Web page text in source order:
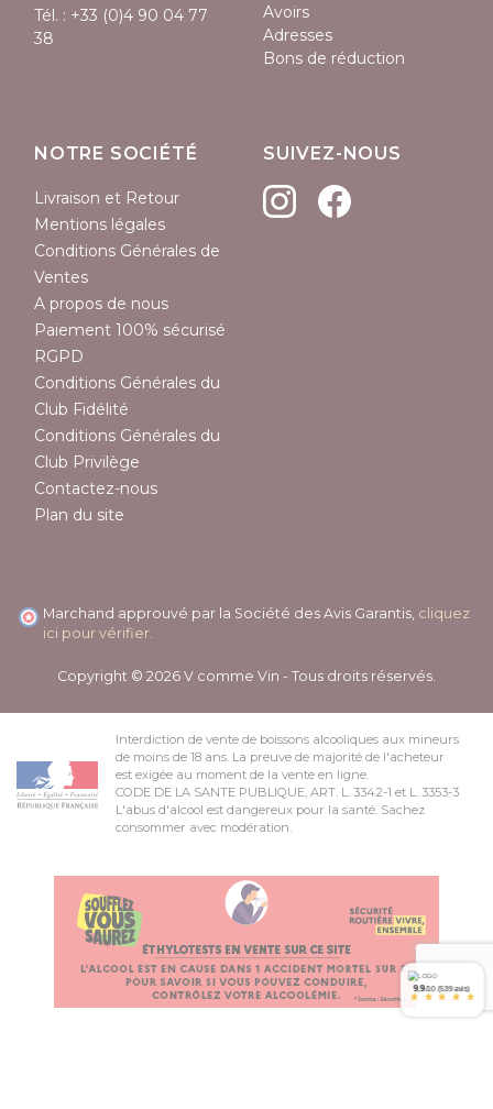
Tél. : +33 (0)4 90 04 77
38
Avoirs
Adresses
Bons de réduction
NOTRE SOCIÉTÉ
Livraison et Retour
Mentions légales
Conditions Générales de
Ventes
A propos de nous
Paiement 100% sécurisé
RGPD
Conditions Générales du
Club Fidélité
Conditions Générales du
Club Privilège
Contactez-nous
Plan du site
SUIVEZ-NOUS
Marchand approuvé par la Société des Avis Garantis, cliquez
ici pour vérifier
Copyright © 2026 V comme Vin - Tous droits réservés.
Interdiction de vente de boissons alcooliques aux mineurs
de moins de 18 ans. La preuve de majorité de l'acheteur
est exigée au moment de la vente en ligne.
CODE DE LA SANTE PUBLIQUE, ART. L. 3342-1 et L. 3353-3
L'abus d'alcool est dangereux pour la santé. Sachez
consommer avec modération.
9.9/10 (539 avis)
* * * * *